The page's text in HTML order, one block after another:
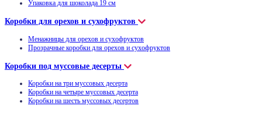
Упаковка для шоколада 19 см
Коробки для орехов и сухофруктов
Менажницы для орехов и сухофруктов
Прозрачные коробки для орехов и сухофруктов
Коробки под муссовые десерты
Коробки на три муссовых десерта
Коробки на четыре муссовых десерта
Коробки на шесть муссовых десертов